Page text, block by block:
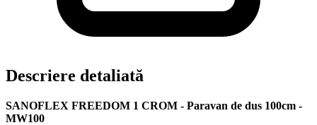
Descriere detaliată
SANOFLEX FREEDOM 1 CROM - Paravan de dus 100cm -
MW100